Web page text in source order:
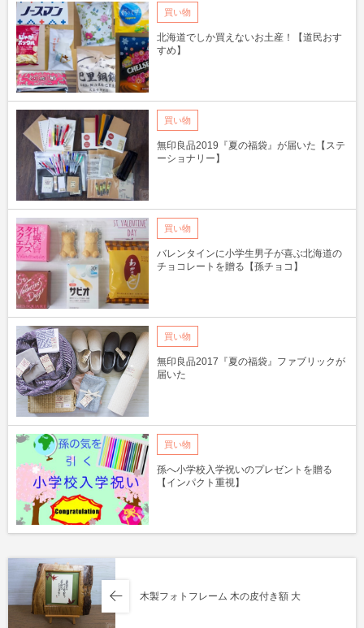
買い物
北海道でしか買えないお土産！【道民おす
すめ】
買い物
無印良品2019『夏の福袋』が届いた【ステ
ーショナリー】
買い物
バレンタインに小学生男子が喜ぶ北海道の
チョコレートを贈る【孫チョコ】
買い物
無印良品2017『夏の福袋』ファブリックが
届いた
買い物
孫へ小学校入学祝いのプレゼントを贈る
【インパクト重視】
木製フォトフレーム 木の皮付き額 大